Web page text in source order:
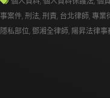
事案件,刑法,刑責, 台北律師,專業
隱私部位, 鄧湘全律師, 陽昇法律事